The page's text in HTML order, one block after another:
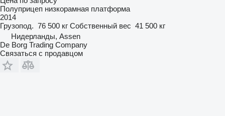
Полуприцеп низкорамная платформа
2014
Грузопод. 76 500 кг Собственный вес 41 500 кг
Нидерланды, Assen
De Borg Trading Company
Связаться с продавцом